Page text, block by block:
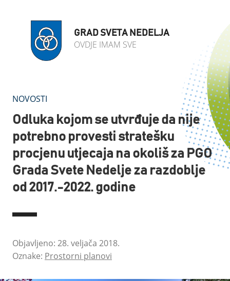
GRAD SVETA NEDELJA
OVDJE IMAM SVE
NOVOSTI
Odluka kojom se utvrđuje da nije
potrebno provesti stratešku
procjenu utjecaja na okoliš za PGO
Grada Svete Nedelje za razdoblje
od 2017.-2022. godine
Objavljeno: 28. veljača 2018.
Oznake: Prostorni planovi